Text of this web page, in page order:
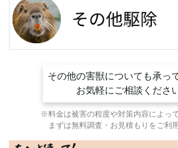
その他の害獣についても承っ
お気軽にご相談くださ
※料金は被害の程度や対策内容によっ
まずは無料調査・お見積もりをご利